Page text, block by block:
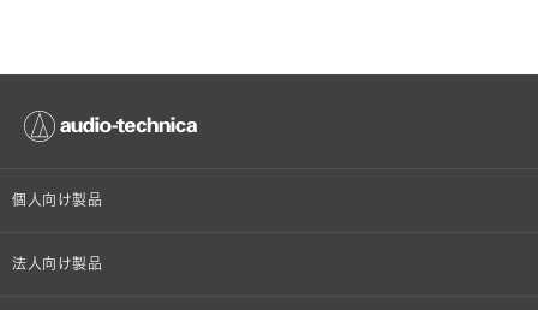
個人向け製品
オンラインストア限定
法人向け製品